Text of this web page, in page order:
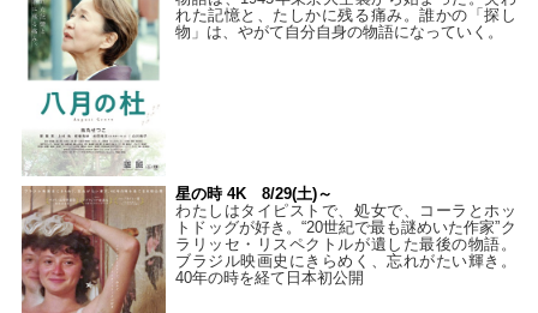
れた記憶と、たしかに残る痛み。誰かの「探し
物」は、やがて自分自身の物語になっていく。
星の時 4K 8/29(土)～
わたしはタイピストで、処⼥で、コーラとホッ
トドッグが好き。“20世紀で最も謎めいた作家”ク
ラリッセ・リスペクトルが遺した最後の物語。
ブラジル映画史にきらめく、忘れがたい輝き。
40年の時を経て⽇本初公開